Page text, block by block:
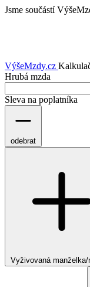
Jsme součástí
VýšeMzdy.cz
Hrubá mzda
Sleva na poplatníka
odebrat
Vyživovaná manželka/